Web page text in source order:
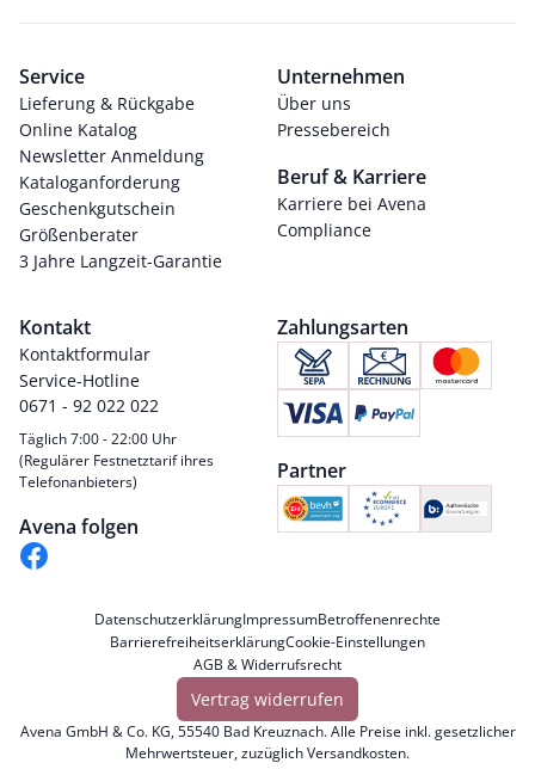
Service
Lieferung & Rückgabe
Online Katalog
Newsletter Anmeldung
Kataloganforderung
Geschenkgutschein
Größenberater
3 Jahre Langzeit-Garantie
Unternehmen
Über uns
Pressebereich
Beruf & Karriere
Karriere bei Avena
Compliance
Kontakt
Kontaktformular
Service-Hotline
0671 - 92 022 022
Täglich 7:00 - 22:00 Uhr
(Regulärer Festnetztarif ihres
Telefonanbieters)
Avena folgen
Zahlungsarten
Partner
DatenschutzerklärungImpressumBetroffenenrechte
BarrierefreiheitserklärungCookie-Einstellungen
AGB & Widerrufsrecht
Vertrag widerrufen
Avena GmbH & Co. KG, 55540 Bad Kreuznach. Alle Preise inkl. gesetzlicher
Mehrwertsteuer, zuzüglichVersandkosten.